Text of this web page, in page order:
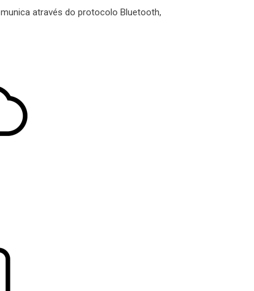
através do protocolo Bluetooth,